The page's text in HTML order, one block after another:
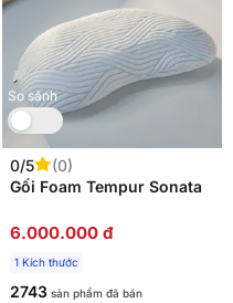
So sánh
0/5
(0)
Gối Foam Tempur Sonata
6.000.000 đ
1 Kích thước
2743 sản phẩm đã bán